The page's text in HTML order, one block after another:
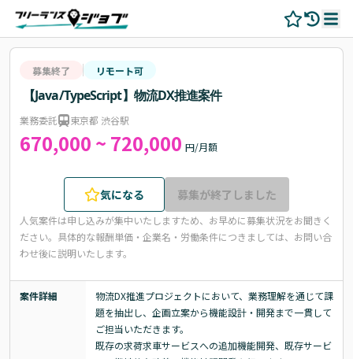
募集終了 リモート可
【Java/TypeScript】物流DX推進案件
業務委託 東京都 渋谷駅
670,000 ~ 720,000 円/月額
気になる 募集が終了しました
人気案件は申し込みが集中いたしますため、お早めに募集状況をお聞きく
ださい。 具体的な報酬単価・企業名・労働条件につきましては、お問い合
わせ後に説明いたします。
案件詳細
物流DX推進プロジェクトにおいて、業務理解を通じて課
題を抽出し、企画立案から機能設計・開発まで一貫して
ご担当いただきます。
既存の求荷求車サービスへの追加機能開発、既存サービ